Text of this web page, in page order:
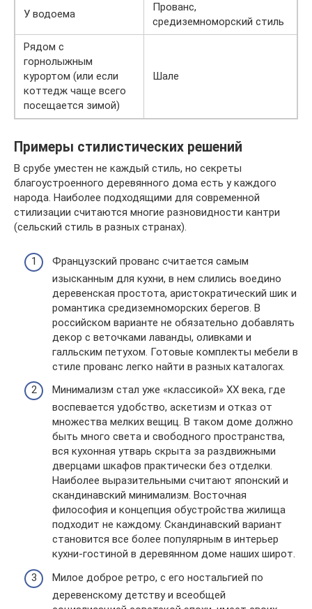
У водоема
Прованс,
средиземноморский стиль
Рядом с
горнолыжным
курортом (или если
коттедж чаще всего
посещается зимой)
Шале
Примеры стилистических решений
В срубе уместен не каждый стиль, но секреты
благоустроенного деревянного дома есть у каждого
народа. Наиболее подходящими для современной
стилизации считаются многие разновидности кантри
(сельский стиль в разных странах).
Французский прованс считается самым
изысканным для кухни, в нем слились воедино
деревенская простота, аристократический шик и
романтика средиземноморских берегов. В
российском варианте не обязательно добавлять
декор с веточками лаванды, оливками и
галльским петухом. Готовые комплекты мебели в
стиле прованс легко найти в разных каталогах.
Минимализм стал уже «классикой» ХХ века, где
воспевается удобство, аскетизм и отказ от
множества мелких вещиц. В таком доме должно
быть много света и свободного пространства,
вся кухонная утварь скрыта за раздвижными
дверцами шкафов практически без отделки.
Наиболее выразительными считают японский и
скандинавский минимализм. Восточная
философия и концепция обустройства жилища
подходит не каждому. Скандинавский вариант
становится все более популярным в интерьер
кухни-гостиной в деревянном доме наших широт.
Милое доброе ретро, с его ностальгией по
деревенскому детству и всеобщей